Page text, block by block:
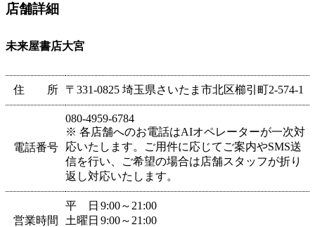
店舗詳細
未来屋書店大宮
住 所 〒331-0825 埼玉県さいたま市北区櫛引町2-574-1
電話番号
080-4959-6784
※ 各店舗へのお電話はAIオペレーターが一次対
応いたします。ご用件に応じてご案内やSMS送
信を行い、ご希望の場合は店舗スタッフが折り
返し対応いたします。
営業時間
平 日 9:00～21:00
土曜日 9:00～21:00